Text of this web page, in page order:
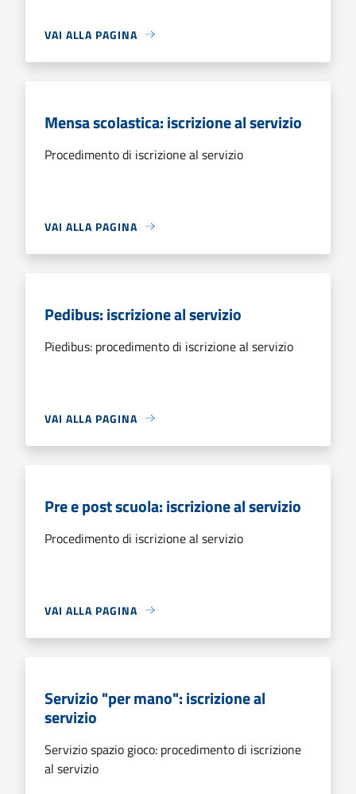
VAI ALLA PAGINA
Mensa scolastica: iscrizione al servizio
Procedimento di iscrizione al servizio
VAI ALLA PAGINA
Pedibus: iscrizione al servizio
Piedibus: procedimento di iscrizione al servizio
VAI ALLA PAGINA
Pre e post scuola: iscrizione al servizio
Procedimento di iscrizione al servizio
VAI ALLA PAGINA
Servizio "per mano": iscrizione al
servizio
Servizio spazio gioco: procedimento di iscrizione
al servizio